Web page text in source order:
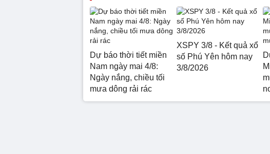
Dự báo thời tiết miền
Nam ngày mai 4/8:
Ngày nắng, chiều tối
mưa dông rải rác
XSPY 3/8 - Kết quả xổ
số Phú Yên hôm nay
3/8/2026